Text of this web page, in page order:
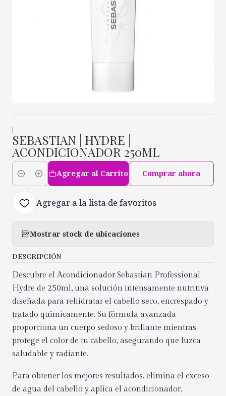
SEBASTIAN | HYDRE |
ACONDICIONADOR 250ML
Cantidad
Agregar al Carrito Comprar ahora
Agregar a la lista de favoritos
Mostrar stock de ubicaciones
DESCRIPCIÓN
Descubre el Acondicionador Sebastian Professional
Hydre de 250ml, una solución intensamente nutritiva
diseñada para rehidratar el cabello seco, encrespado y
tratado químicamente. Su fórmula avanzada
proporciona un cuerpo sedoso y brillante mientras
protege el color de tu cabello, asegurando que luzca
saludable y radiante.
Para obtener los mejores resultados, elimina el exceso
de agua del cabello y aplica el acondicionador,